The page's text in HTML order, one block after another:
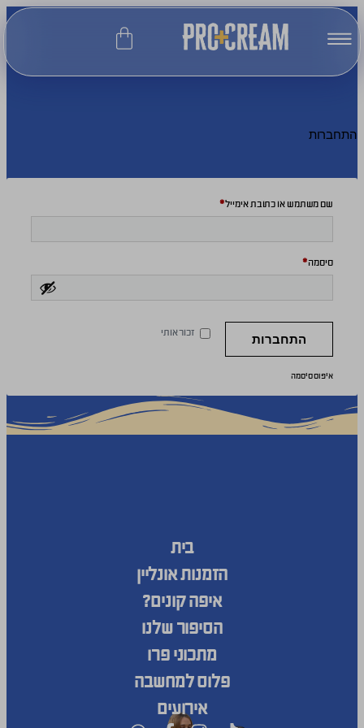
התחברות
שם משתמש או כתובת אימייל*
סיסמה*
זכור אותי התחברות
איפוס סיסמה
בית
הזמנות אונליין
איפה קונים?
הסיפור שלנו
מתכוני פרו
פלוס למחשבה
אירועים